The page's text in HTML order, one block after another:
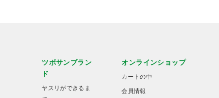
ツボサンブラン
ド
ヤスリができるま
オンラインショップ
カートの中
会員情報